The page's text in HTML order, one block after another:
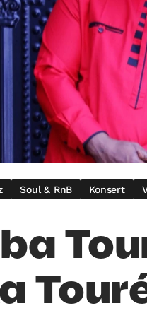
Soul & RnB Konsert